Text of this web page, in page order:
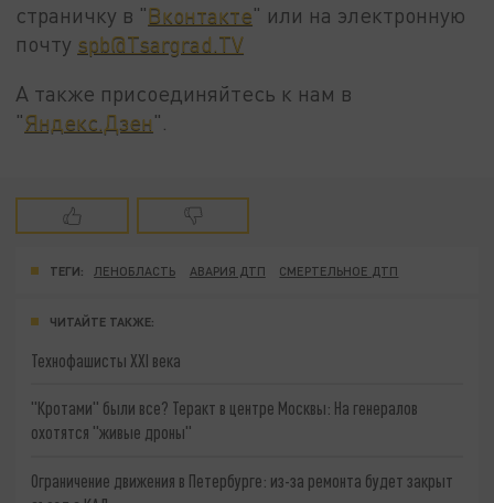
страничку в "Вконтакте" или на электронную
почту spb@Tsargrad.TV
А также присоединяйтесь к нам в
"Яндекс.Дзен".
ТЕГИ: ЛЕНОБЛАСТЬ АВАРИЯ ДТП СМЕРТЕЛЬНОЕ ДТП
ЧИТАЙТЕ ТАКЖЕ:
Технофашисты XXI века
"Кротами" были все? Теракт в центре Москвы: На генералов
охотятся "живые дроны"
Ограничение движения в Петербурге: из-за ремонта будет закрыт